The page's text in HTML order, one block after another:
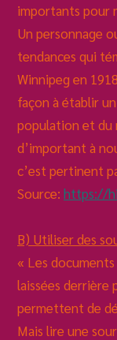
importants pour
Un personnage
tendances qui
Winnipeg en
façon à établir
population et du
d’important à
c’est pertinent
Source: https://
B) Utiliser des
« Les
laissées derrière
permettent de
Mais lire une